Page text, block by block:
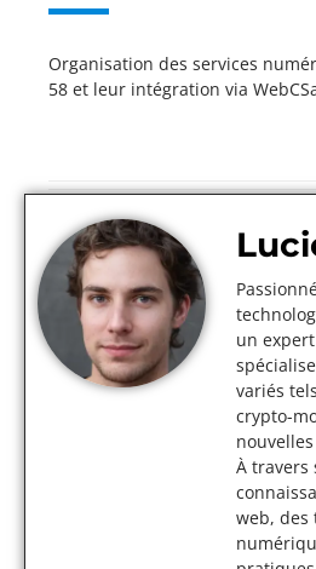
Organisation des services
58 et leur intégration via
un
variés
crypto-
À travers
web, des